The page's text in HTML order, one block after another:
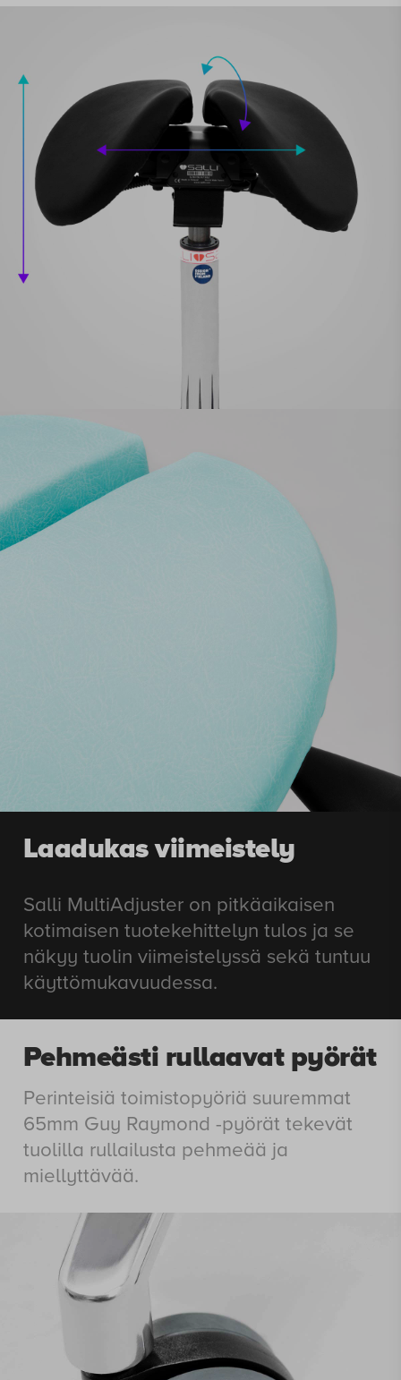
Laadukas viimeistely
Salli MultiAdjuster on pitkäaikaisen
kotimaisen tuotekehittelyn tulos ja se
näkyy tuolin viimeistelyssä sekä tuntuu
käyttömukavuudessa.
Pehmeästi rullaavat pyörät
Perinteisiä toimistopyöriä suuremmat
65mm Guy Raymond -pyörät tekevät
tuolilla rullailusta pehmeää ja
miellyttävää.